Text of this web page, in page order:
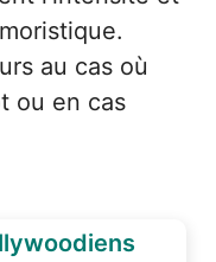
au cas où
ou en cas